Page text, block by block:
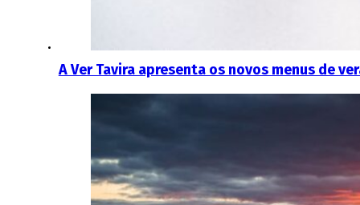
A Ver Tavira apresenta os novos menus de